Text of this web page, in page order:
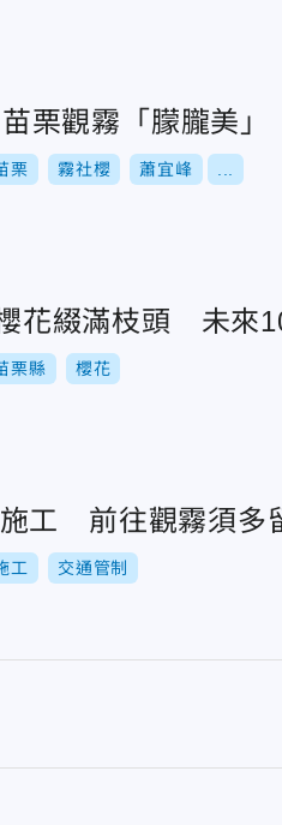
栗觀霧「朦朧美
栗 霧社櫻 蕭宜峰
花綴滿枝頭 未來
栗縣 櫻花
工 前往觀霧須多
工 交通管制